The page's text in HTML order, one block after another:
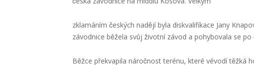
zklamáním českých nadějí byla diskvalifikace Jany
závodnice běžela svůj životní závod a pohybovala se
Běžce překvapila náročnost terénu, které vévodí těžká